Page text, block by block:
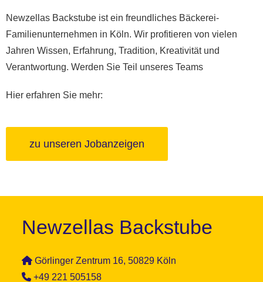
Newzellas Backstube ist ein freundliches Bäckerei-
Familienunternehmen in Köln. Wir profitieren von vielen
Jahren Wissen, Erfahrung, Tradition, Kreativität und
Verantwortung. Werden Sie Teil unseres Teams
Hier erfahren Sie mehr:
zu unseren Jobanzeigen
Newzellas Backstube
Görlinger Zentrum 16, 50829 Köln
+49 221 505158